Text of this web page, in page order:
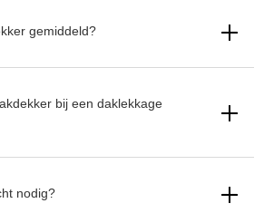
gemiddeld?
bij een daklekkage
nodig?